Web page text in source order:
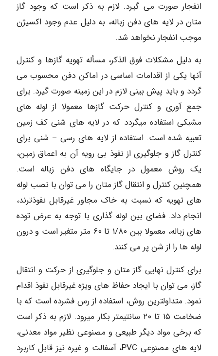
انفجار صورت می گیرد. لازم به ذکر است که وجود گاز
متان در لایه های دفن زباله، به دلیل عدم وجود اکسیژن
موجب انفجار نخواهد شد.
به دلیل مشکلات فوق الذكر، مسأله تهویه گازها و کنترل
آنها یکی از اقدامات اساسی در اماکن دفن محسوب می
گردد و باید پیش بینی لازم در این زمینه صورت گیرد. برای
جمع آوری و کنترل حرکت گازها معمولا از لوله های
مشبکی استفاده میگردد که در لایه های شنی کف زمین
تعبیه شده است. استفاده از لایه های رسی – شنی برای
کنترل گاز و جلوگیری از نفوذ بی رویه آن به اعماق زمین،
یک روش معمول در جایگاه های دفن زباله است.
همچنین کنترل و انتقال گاز متان را می توان با نصب لوله
های تهویه که نسبت به خاک مجاور غیرقابل نفوذترند،
انجام داد. فضای بین لوله گذاری با توجه به عرض توده
های زباله، معمولا بین ۱/۸۰ تا ۶۰ متر متغیر است و درون
لوله ها را از شن پر می کنند.
برای کنترل نهایی گاز متان و جلوگیری از حرکت و انتقال
گاز، می توان با ایجاد حفاظ های ویژه غیرقابل نفوذ اقدام
نمود. متداولترین روش، استفاده از رس فشرده است که با
ضخامت ۱۵ تا ۲۰ سانتیمتر بکار میرود. لازم به ذکر است
که برخی مواد دیگر طبیعی و مصنوعی نظیر مواد معدنی،
لایه های مصنوعی PVC، آسفالت و غیره نیز قابل کاربرد